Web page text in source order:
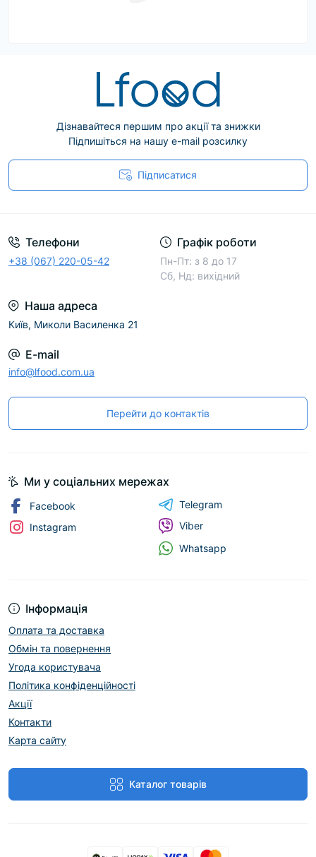
Дізнавайтеся першим про акції та знижки
Підпишіться на нашу e-mail розсилку
Підписатися
Телефони
+38 (067) 220-05-42
Графік роботи
Пн-Пт: з 8 до 17
Сб, Нд: вихідний
Наша адреса
Київ, Миколи Василенка 21
E-mail
info@lfood.com.ua
Перейти до контактів
Інформація
Оплата та доставка
Обмін та повернення
Угода користувача
Політика конфіденційності
Акції
Контакти
Карта сайту
Каталог товарів
Ми у соціальних мережах
Facebook
Instagram
Telegram
Viber
Whatsapp